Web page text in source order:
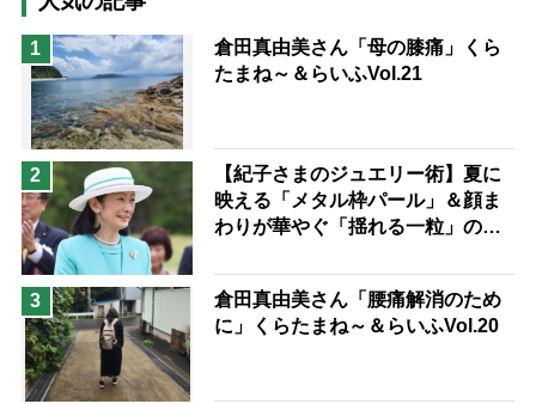
息子の遠距離介護サバイバル術
兄がボケました
便利なサービス
予防法
1
倉田真由美さん「母の膝痛」くら
たまね～＆らいふVol.21
2
【紀子さまのジュエリー術】夏に
映える「メタル枠パール」＆顔ま
わりが華やぐ「揺れる一粒」の使
3
倉田真由美さん「腰痛解消のため
に」くらたまね～＆らいふVol.20